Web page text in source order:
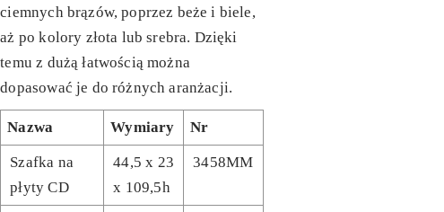
ciemnych brązów, poprzez beże i biele,
aż po kolory złota lub srebra. Dzięki
temu z dużą łatwością można
dopasować je do różnych aranżacji.
Nazwa Wymiary Nr
Szafka na
płyty CD
44,5 x 23
x 109,5h
3458MM